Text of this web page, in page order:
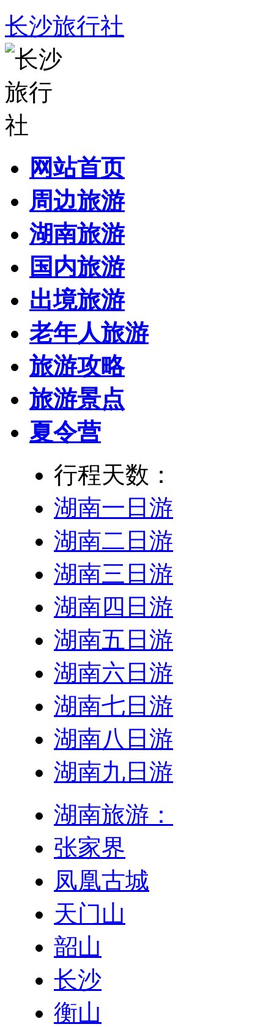
长沙旅行社
网站首页
周边旅游
湖南旅游
国内旅游
出境旅游
老年人旅游
旅游攻略
旅游景点
夏令营
行程天数：
湖南一日游
湖南二日游
湖南三日游
湖南四日游
湖南五日游
湖南六日游
湖南七日游
湖南八日游
湖南九日游
湖南旅游：
张家界
凤凰古城
天门山
韶山
长沙
衡山